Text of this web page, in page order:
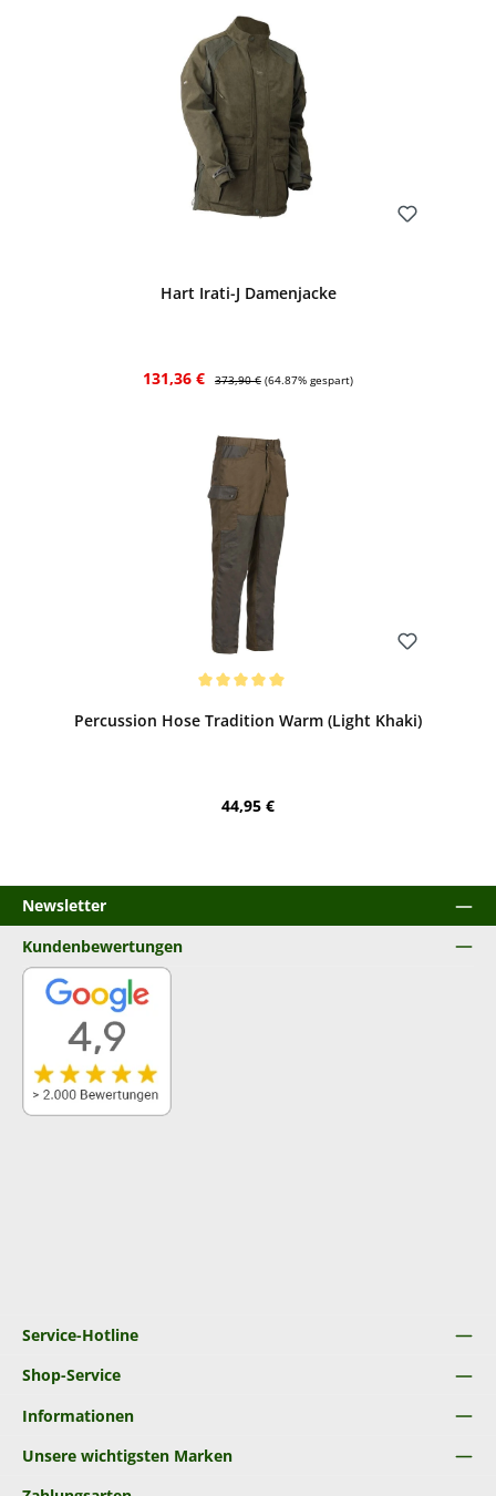
Hart Irati-J Damenjacke
Verkaufspreis:
131,36 € Regulärer Preis:
373,90 € (64.87% gespart)
Percussion Hose Tradition Warm (Light Khaki)
Regulärer Preis:
44,95 €
Newsletter
Service-Hotline
Shop-Service
Informationen
Unsere wichtigsten Marken
Kundenbewertungen